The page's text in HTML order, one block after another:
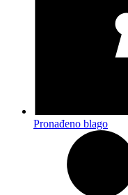
Pronađeno blago